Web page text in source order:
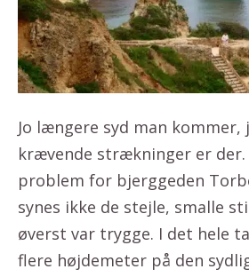
Jo længere syd man
krævende strækninger er
problem for bjerggeden
synes ikke de stejle, smalle
øverst var trygge. I det hele
flere højdemeter på den